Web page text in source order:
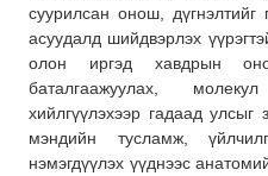
суурилсан онош, дүгнэлтийг
асуудалд шийдвэрлэх
олон иргэд хавдрын
баталгаажуулах,
хийлгүүлэхээр гадаад
мэндийн тусламж,
нэмэгдүүлэх үүднээс